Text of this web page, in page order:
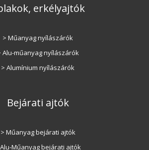
erkélyajtók
> Műanyag nyílászárók
Alu-műanyag nyílászárók
> Alumínium nyílászárók
Bejárati ajtók
> Műanyag bejárati ajtók
Műanyag bejárati ajtók